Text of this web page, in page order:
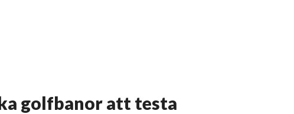
golfbanor att testa